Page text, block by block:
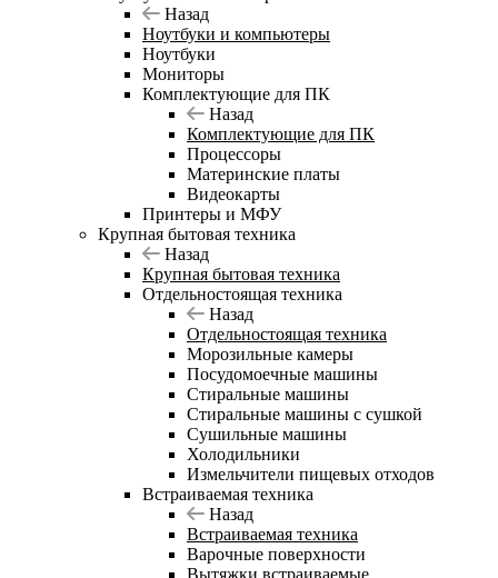
Назад
Ноутбуки и компьютеры
Ноутбуки
Мониторы
Комплектующие для ПК
Назад
Комплектующие для ПК
Процессоры
Материнские платы
Видеокарты
Принтеры и МФУ
Крупная бытовая техника
Назад
Крупная бытовая техника
Отдельностоящая техника
Назад
Отдельностоящая техника
Морозильные камеры
Посудомоечные машины
Стиральные машины
Стиральные машины с сушкой
Сушильные машины
Холодильники
Измельчители пищевых отходов
Встраиваемая техника
Назад
Встраиваемая техника
Варочные поверхности
Вытяжки встраиваемые